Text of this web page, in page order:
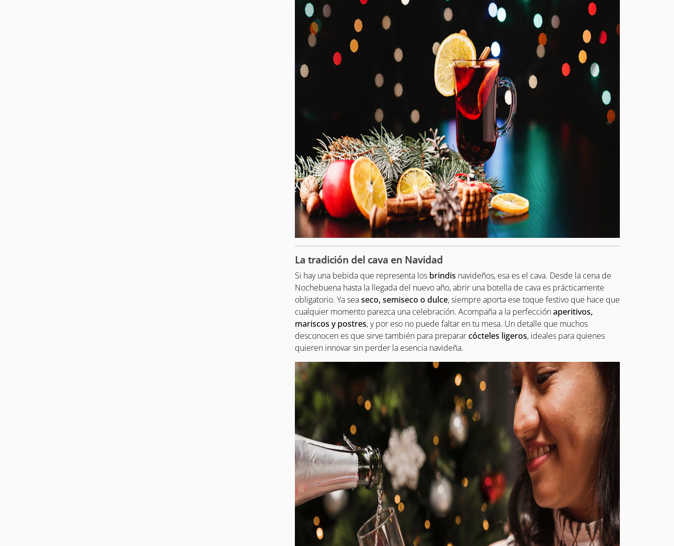
La tradición del cava en Navidad
Si hay una bebida que representa los brindis navideños, esa es el cava. Desde la cena de
Nochebuena hasta la llegada del nuevo año, abrir una botella de cava es prácticamente
obligatorio. Ya seaseco, semiseco o dulce, siempre aporta ese toque festivo que hace que
cualquier momento parezca una celebración. Acompaña a la perfecciónaperitivos,
mariscos y postres, y por eso no puede faltar en tu mesa. Un detalle que muchos
desconocen es que sirve también para prepararcócteles ligeros, ideales para quienes
quieren innovar sin perder la esencia navideña.